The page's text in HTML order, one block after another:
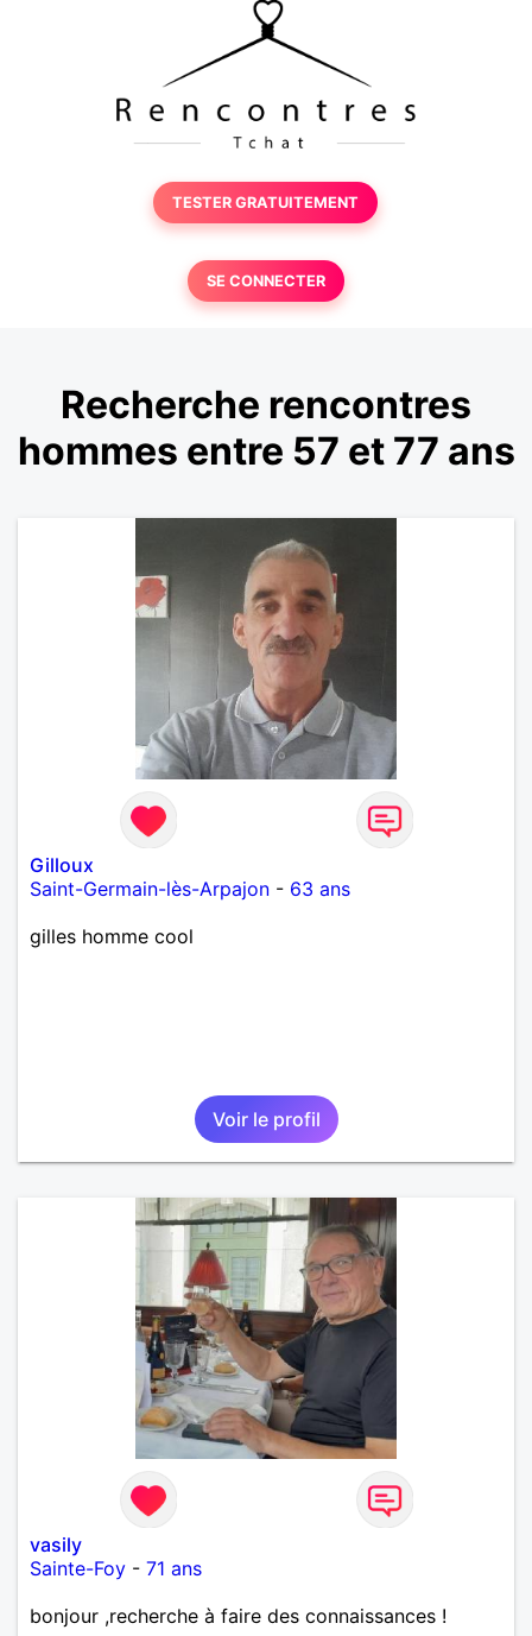
TESTER GRATUITEMENT
SE CONNECTER
Recherche rencontres
hommes entre 57 et 77 ans
Gilloux
Saint-Germain-lès-Arpajon - 63 ans
gilles homme cool
Voir le profil
vasily
Sainte-Foy - 71 ans
bonjour ,recherche à faire des connaissances !